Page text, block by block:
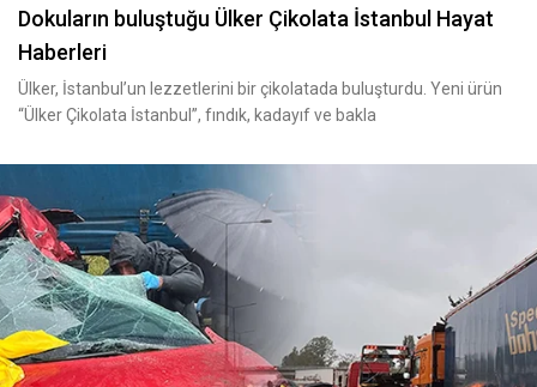
Dokuların buluştuğu Ülker Çikolata İstanbul Hayat
Haberleri
Ülker, İstanbul’un lezzetlerini bir çikolatada buluşturdu. Yeni ürün
“Ülker Çikolata İstanbul”, fındık, kadayıf ve bakla